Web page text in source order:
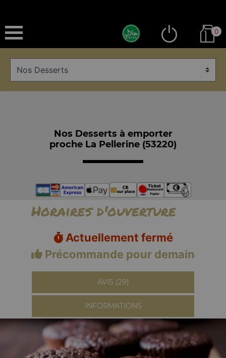
0
Nos Desserts à emporter
proche La Pellerine (53220)
Horaires d'ouverture
Actuellement fermé
Précommande pour demain
AVIS (29)
INFORMATIONS